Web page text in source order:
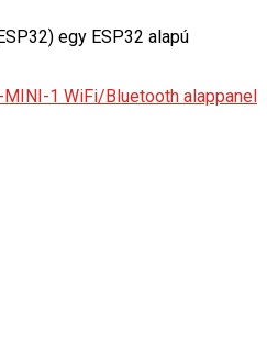
egy ESP32 alapú
1 WiFi/Bluetooth alappanel